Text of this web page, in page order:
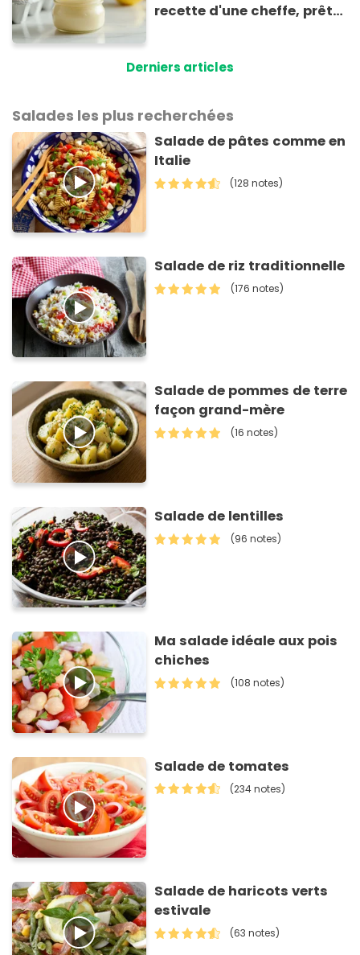
recette d'une cheffe, prête
Derniers articles
Salades les plus recherchées
Salade de pâtes comme en
Italie
(128 notes)
Salade de riz traditionnelle
(176 notes)
Salade de pommes de terre
façon grand-mère
(16 notes)
Salade de lentilles
(96 notes)
Ma salade idéale aux pois
chiches
(108 notes)
Salade de tomates
(234 notes)
Salade de haricots verts
estivale
(63 notes)